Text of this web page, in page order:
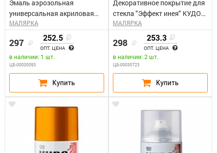
Эмаль аэрозольная
универсальная акриловая
satin RAL1001 бежевая КУДО
KU-0A1001 (0,52л)
МАЛЯРКА
297 252.5
ОПТ. ЦЕНА
в наличии: 1 шт.
ЦБ-00030093
Декоративное покрытие для
стекла "Эффект инея" КУДО
KU-9031 (0,52л)
МАЛЯРКА
298 253.3
ОПТ. ЦЕНА
в наличии: 2 шт.
ЦБ-00030723